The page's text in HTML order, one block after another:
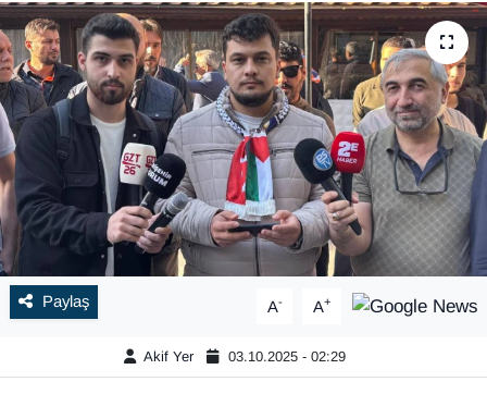
Paylaş A- A+
Akif Yer 03.10.2025 - 02:29